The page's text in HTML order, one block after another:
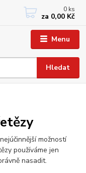
Menu
Hledat
+420 733767377
PO-PÁ: 8 - 12, 13 - 17
0 ks
za 0,00 Kč
možností
používáme jen
nasadit.